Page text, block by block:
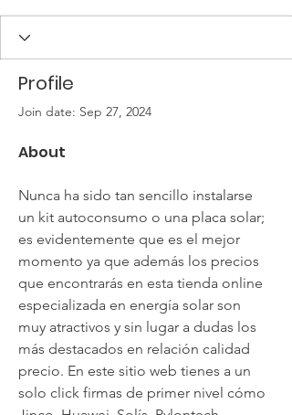
Profile
Join date: Sep 27, 2024
About
Nunca ha sido tan sencillo instalarse
un kit autoconsumo o una placa solar;
es evidentemente que es el mejor
momento ya que además los precios
que encontrarás en esta tienda online
especializada en energía solar son
muy atractivos y sin lugar a dudas los
más destacados en relación calidad
precio. En este sitio web tienes a un
solo click firmas de primer nivel cómo